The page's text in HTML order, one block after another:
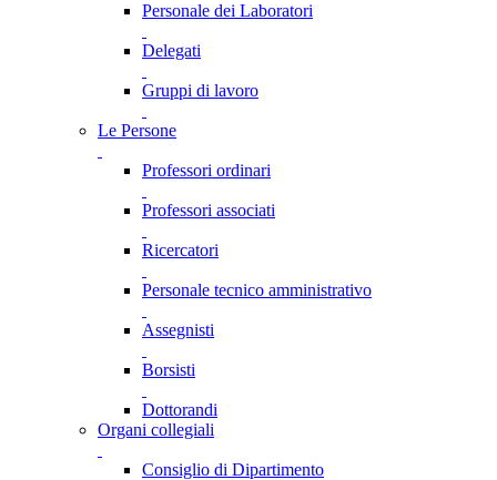
Personale dei Laboratori
Delegati
Gruppi di lavoro
Le Persone
Professori ordinari
Professori associati
Ricercatori
Personale tecnico amministrativo
Assegnisti
Borsisti
Dottorandi
Organi collegiali
Consiglio di Dipartimento